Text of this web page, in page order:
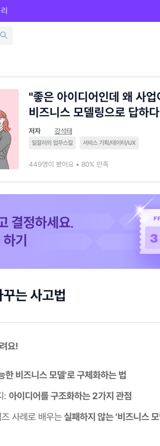
"좋은 아이디어인데 왜 사
비즈니스 모델링으로 답하다
저자 강석태
일잘러의 업무스킬 서비스 기획/데이터/UX
449명이 봤어요 • 80% 만족
는 사고법
요!
한 비즈니스 모델'로 구체화하는 법
: 아이디어를 구조화하는 2가지 관점
즈 사례로 배우는실패하지 않는 '비즈니스